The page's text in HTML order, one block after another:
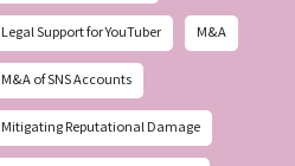
Legal Support for YouTuber M&A
M&A of SNS Accounts
Mitigating Reputational Damage